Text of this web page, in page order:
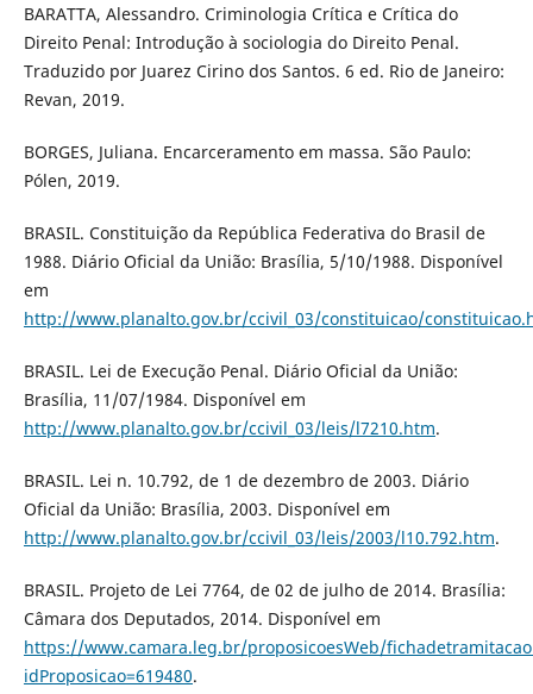
BARATTA, Alessandro. Criminologia Crítica e Crítica do
Direito Penal: Introdução à sociologia do Direito Penal.
Traduzido por Juarez Cirino dos Santos. 6 ed. Rio de Janeiro:
Revan, 2019.
BORGES, Juliana. Encarceramento em massa. São Paulo:
Pólen, 2019.
BRASIL. Constituição da República Federativa do Brasil de
1988. Diário Oficial da União: Brasília, 5/10/1988. Disponível
em
http://www.planalto.gov.br/ccivil_03/constituicao/
BRASIL. Lei de Execução Penal. Diário Oficial da União:
Brasília, 11/07/1984. Disponível em
http://www.planalto.gov.br/ccivil_03/leis/l7210.htm.
BRASIL. Lei n. 10.792, de 1 de dezembro de 2003. Diário
Oficial da União: Brasília, 2003. Disponível em
http://www.planalto.gov.br/ccivil_03/leis/2003/l10.792.htm.
BRASIL. Projeto de Lei 7764, de 02 de julho de 2014. Brasília:
Câmara dos Deputados, 2014. Disponível em
https://www.camara.leg.br/proposicoesWeb/
idProposicao=619480.